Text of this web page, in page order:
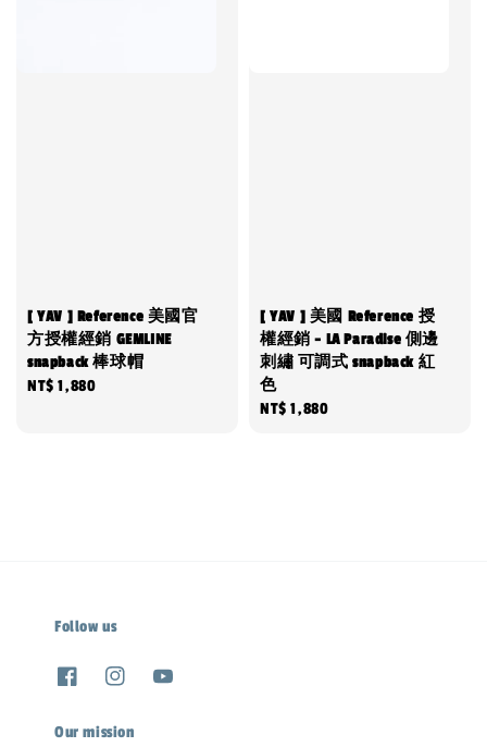
[ YAV ] Reference 美國官
方授權經銷 GEMLINE
snapback 棒球帽
Regular
NT$ 1,880
[ YAV ] 美國 Reference 授
權經銷 - LA Paradise 側邊
刺繡 可調式 snapback 紅
色
Regular
NT$ 1,880
Follow us
Our mission